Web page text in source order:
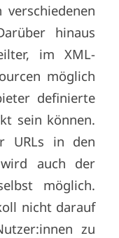
hinaus
im XML-
möglich
definierte
sein können.
URLs in den
auch der
möglich.
nicht darauf
zu